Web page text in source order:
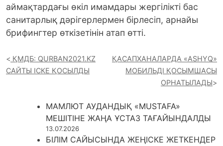
аймақтардағы өкіл имамдары жергілікті бас
санитарлық дәрігерлермен бірлесіп, арнайы
брифингтер өткізетінін атап өтті.
ҚМДБ: QURBAN2021.KZ
САЙТЫ ІСКЕ ҚОСЫЛДЫ
ҚАСАПХАНАЛАРДА «ASHYQ»
МОБИЛЬДІ ҚОСЫМШАСЫ
ОРНАТЫЛАДЫ
МАМЛЮТ АУДАНДЫҚ «MUSTAFA»
МЕШІТІНЕ ЖАҢА ҰСТАЗ ТАҒАЙЫНДАЛДЫ
13.07.2026
БІЛІМ САЙЫСЫНДА ЖЕҢІСКЕ ЖЕТКЕНДЕР